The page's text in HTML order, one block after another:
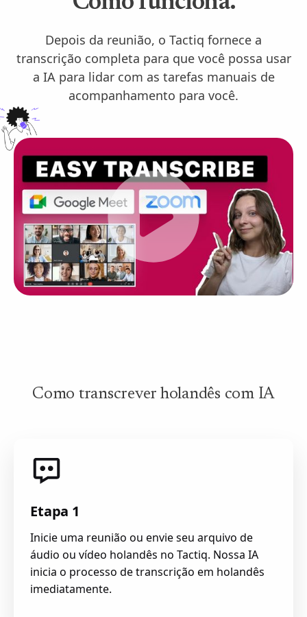
Depois da reunião, o Tactiq fornece a
transcrição completa para que você possa usar
a IA para lidar com as tarefas manuais de
acompanhamento para você.
Como transcrever holandês com IA
Etapa 1
Inicie uma reunião ou envie seu arquivo de
áudio ou vídeo holandês no Tactiq. Nossa IA
inicia o processo de transcrição em holandês
imediatamente.